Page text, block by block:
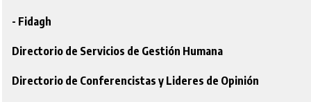
- Fidagh
Directorio de Servicios de Gestión Humana
Directorio de Conferencistas y Lideres de Opinión